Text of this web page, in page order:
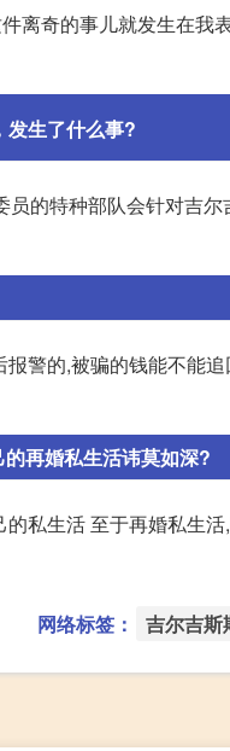
离奇的事儿就发生在
发生了什么事?
的特种部队会针对吉
警的,被骗的钱能不能
再婚私生活讳莫如深?
私生活 至于再婚私生
网络标签： 吉尔吉斯